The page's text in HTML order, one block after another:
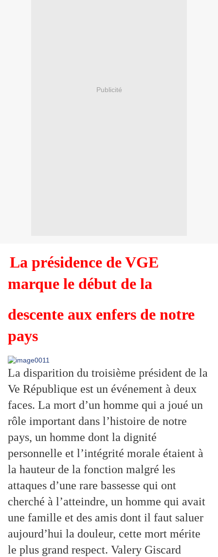
Publicité
La présidence de VGE
marque le début de la
descente aux enfers de notre
pays
La disparition du troisième président de la
Ve République est un événement à deux
faces. La mort d’un homme qui a joué un
rôle important dans l’histoire de notre
pays, un homme dont la dignité
personnelle et l’intégrité morale étaient à
la hauteur de la fonction malgré les
attaques d’une rare bassesse qui ont
cherché à l’atteindre, un homme qui avait
une famille et des amis dont il faut saluer
aujourd’hui la douleur, cette mort mérite
le plus grand respect. Valery Giscard